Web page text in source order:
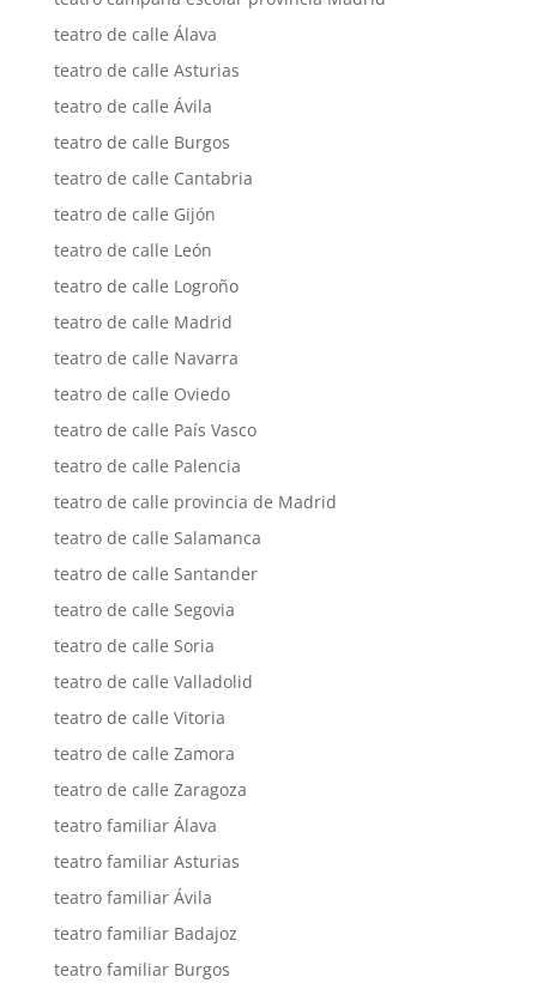
teatro de calle Álava
teatro de calle Asturias
teatro de calle Ávila
teatro de calle Burgos
teatro de calle Cantabria
teatro de calle Gijón
teatro de calle León
teatro de calle Logroño
teatro de calle Madrid
teatro de calle Navarra
teatro de calle Oviedo
teatro de calle País Vasco
teatro de calle Palencia
teatro de calle provincia de Madrid
teatro de calle Salamanca
teatro de calle Santander
teatro de calle Segovia
teatro de calle Soria
teatro de calle Valladolid
teatro de calle Vitoria
teatro de calle Zamora
teatro de calle Zaragoza
teatro familiar Álava
teatro familiar Asturias
teatro familiar Ávila
teatro familiar Badajoz
teatro familiar Burgos